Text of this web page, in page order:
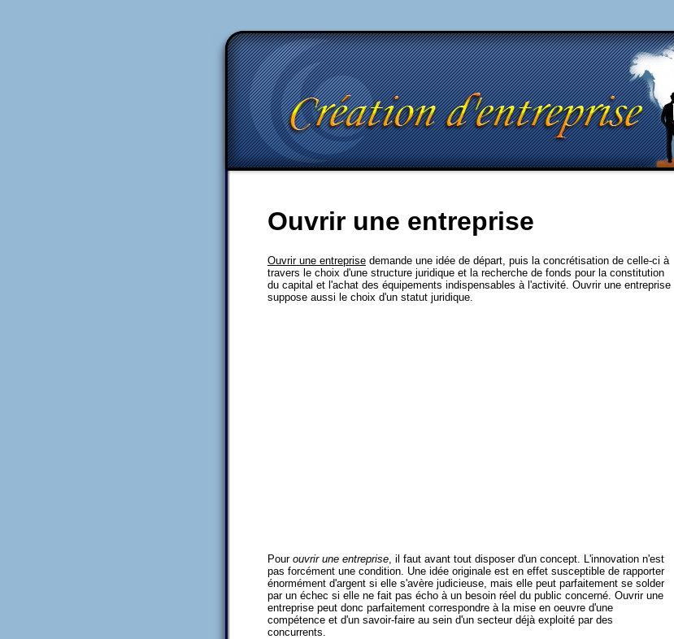
Ouvrir une entreprise
Ouvrir une entreprise demande une idée de départ, puis la concrétisation de celle-ci à
travers le choix d'une structure juridique et la recherche de fonds pour la constitution
du capital et l'achat des équipements indispensables à l'activité. Ouvrir une entreprise
suppose aussi le choix d'un statut juridique.
Pour ouvrir une entreprise , il faut avant tout disposer d'un concept. L'innovation n'est
pas forcément une condition. Une idée originale est en effet susceptible de rapporter
énormément d'argent si elle s'avère judicieuse, mais elle peut parfaitement se solder
par un échec si elle ne fait pas écho à un besoin réel du public concerné. Ouvrir une
entreprise peut donc parfaitement correspondre à la mise en oeuvre d'une
compétence et d'un savoir-faire au sein d'un secteur déjà exploité par des
concurrents.